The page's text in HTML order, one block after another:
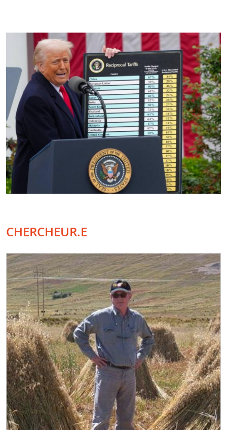
CHERCHEUR.E